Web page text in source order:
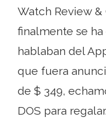
Watch Review
finalmente se
hablaban del
que fuera
de $ 349,
DOS para